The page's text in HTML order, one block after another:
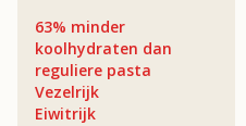
63% minder
koolhydraten dan
reguliere pasta
Vezelrijk
Eiwitrijk